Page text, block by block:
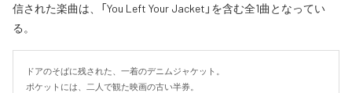
信された楽曲は、「You Left Your Jacket」を含む全1曲となってい
る。
ドアのそばに残された、一着のデニムジャケット。
ポケットには、二人で観た映画の古い半券。